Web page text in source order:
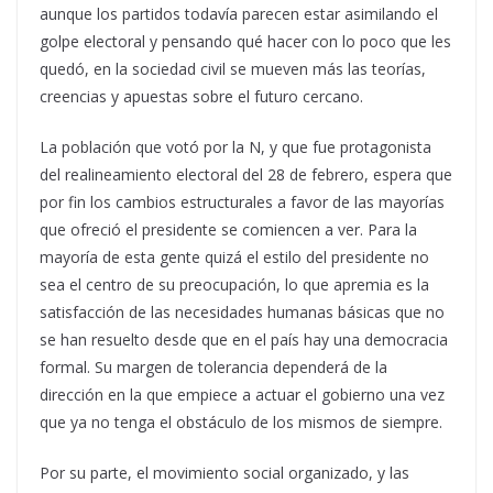
aunque los partidos todavía parecen estar asimilando el
golpe electoral y pensando qué hacer con lo poco que les
quedó, en la sociedad civil se mueven más las teorías,
creencias y apuestas sobre el futuro cercano.
La población que votó por la N, y que fue protagonista
del realineamiento electoral del 28 de febrero, espera que
por fin los cambios estructurales a favor de las mayorías
que ofreció el presidente se comiencen a ver. Para la
mayoría de esta gente quizá el estilo del presidente no
sea el centro de su preocupación, lo que apremia es la
satisfacción de las necesidades humanas básicas que no
se han resuelto desde que en el país hay una democracia
formal. Su margen de tolerancia dependerá de la
dirección en la que empiece a actuar el gobierno una vez
que ya no tenga el obstáculo de los mismos de siempre.
Por su parte, el movimiento social organizado, y las